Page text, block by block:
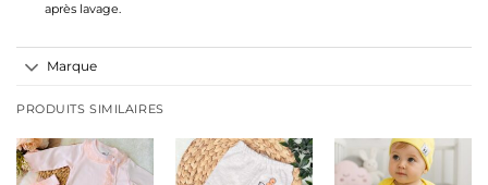
après lavage.
Marque
PRODUITS SIMILAIRES